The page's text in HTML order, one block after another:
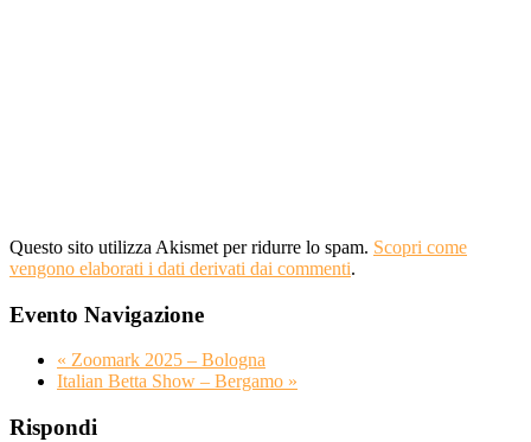
Questo sito utilizza Akismet per ridurre lo spam. Scopri come
vengono elaborati i dati derivati dai commenti.
Evento Navigazione
« Zoomark 2025 – Bologna
Italian Betta Show – Bergamo »
Rispondi